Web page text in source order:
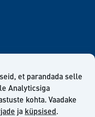
et parandada selle
Analyticsiga
kohta. Vaadake
ja küpsised.